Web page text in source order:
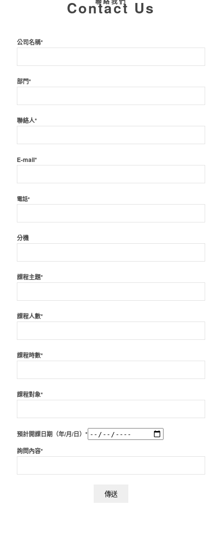
Contact Us
公司名稱*
部門*
聯絡人*
E-mail*
電話*
分機
課程主題*
課程人數*
課程時數*
課程對象*
預計開課日期（年/月/日）*
詢問內容*